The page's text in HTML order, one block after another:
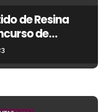
de Resina
de